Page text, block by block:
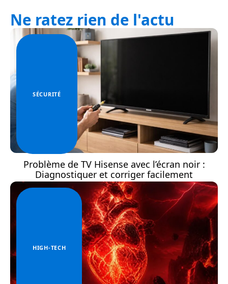
Ne ratez rien de l'actu
SÉCURITÉ
Problème de TV Hisense avec l’écran noir :
Diagnostiquer et corriger facilement
HIGH-TECH